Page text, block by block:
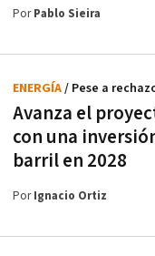
PorPablo Sieira
Avanza el
con una
barril en 2028
ENERGÍA/ Pese a
PorIgnacio Ortiz